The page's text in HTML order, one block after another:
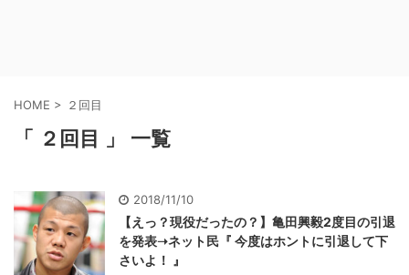
HOME > ２回目
「 ２回目 」 一覧
2018/11/10
【えっ？現役だったの？】亀田興毅2度目の引退
を発表➝ネット民『 今度はホントに引退して下
さいよ！ 』